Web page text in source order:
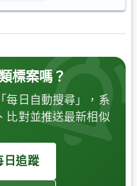
標案嗎？
每日自動搜尋」，系
比對並推送最新相似
日追蹤